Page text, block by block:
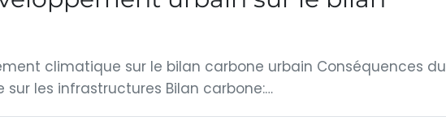
climatique sur le bilan carbone urbain Conséquences du
les infrastructures Bilan carbone:…